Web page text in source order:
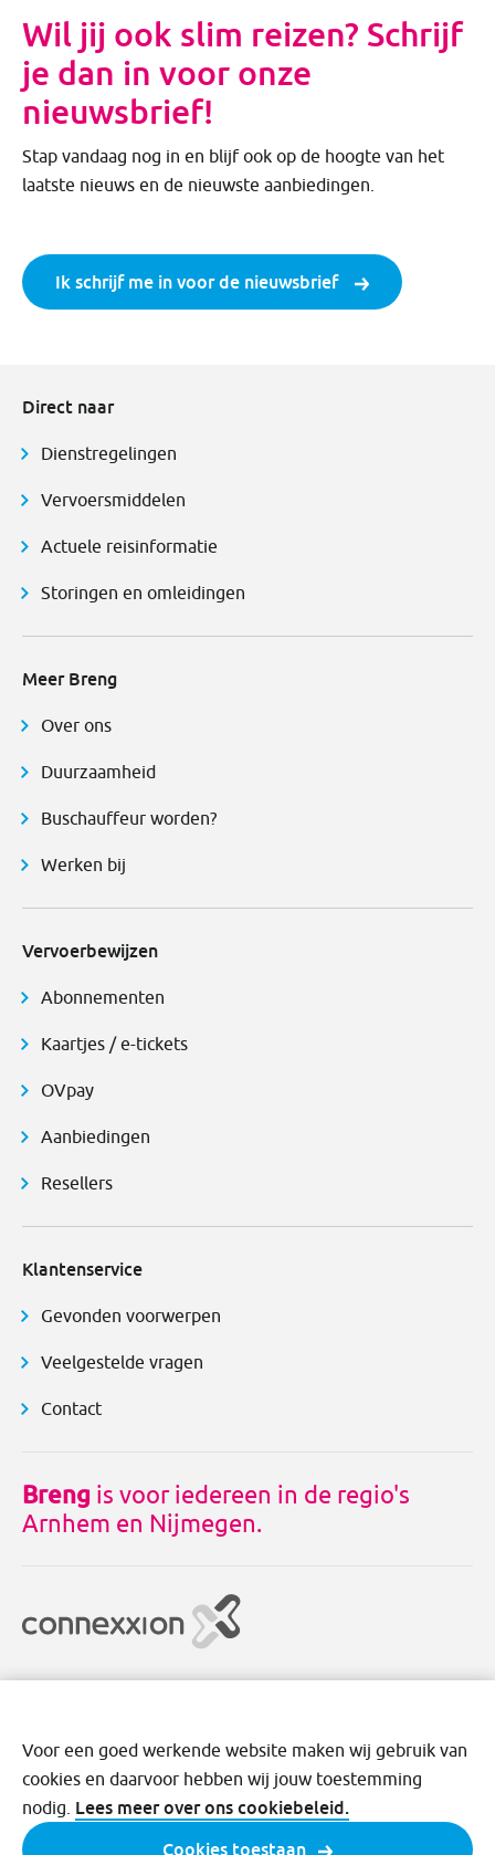
Wil jij ook slim reizen? Schrijf
je dan in voor onze
nieuwsbrief!
Stap vandaag nog in en blijf ook op de hoogte van het
laatste nieuws en de nieuwste aanbiedingen.
Ik schrijf me in voor de nieuwsbrief
Direct naar
Dienstregelingen
Vervoersmiddelen
Actuele reisinformatie
Storingen en omleidingen
Meer Breng
Over ons
Duurzaamheid
Buschauffeur worden?
Werken bij
Vervoerbewijzen
Abonnementen
Kaartjes / e-tickets
OVpay
Aanbiedingen
Resellers
Klantenservice
Gevonden voorwerpen
Veelgestelde vragen
Contact
Breng is voor iedereen in de regio's
Arnhem en Nijmegen.
Disclaimer Cookies Privacy Voorwaarden
Voor een goed werkende website maken wij gebruik van
cookies en daarvoor hebben wij jouw toestemming
nodig. Lees meer over ons cookiebeleid.
Cookies toestaan